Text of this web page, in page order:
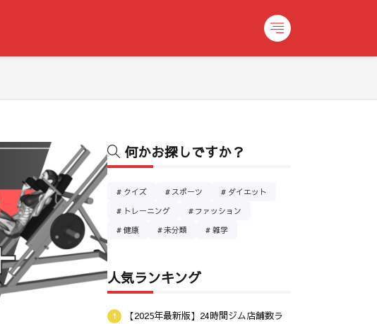
何かお探しですか？
クイズ スポーツ
ダイエット
トレーニング
ファッション
健康
未分類 雑学
人気ランキング
【2025年最新版】24時間ジム店舗数ラ